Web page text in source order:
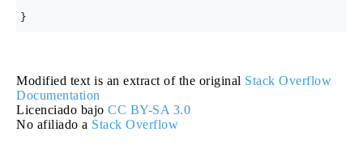
Modified text is an extract of the original Stack Overflow
Documentation
Licenciado bajo CC BY-SA 3.0
No afiliado a Stack Overflow